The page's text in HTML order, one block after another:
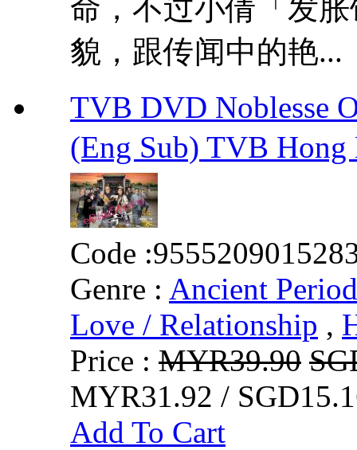
命，不过小倩「发
貌，跟传闻中的艳...
TVB DVD Noblesse
(Eng Sub) TVB Hong
Code :
Genre : Ancient Period
Love / Relationship ,
Price : MYR39.90
MYR31.92 /
Add To Cart